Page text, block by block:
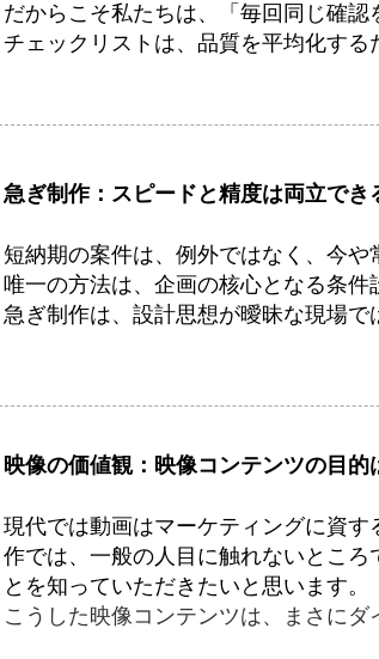
だからこそ私たちは、「毎回同じ確認
チェックリストは、品質を平均化する
急ぎ制作：スピードと精度は両立で
短納期の案件は、例外ではなく、今や
唯一の方法は、企画の核心となる条件
急ぎ制作は、設計思想が曖昧な現場で
映像の価値観：映像コンテンツの目
現代では動画はマーケティングに資
作では、一般の人目に触れないとこ
とを知っていただきたいと思います。
こうした映像コンテンツは、まさに